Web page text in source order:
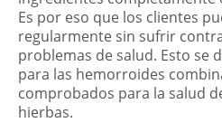
Es por eso que los clientes
regularmente sin sufrir
problemas de salud. Esto se
para las hemorroides
comprobados para la salud
hierbas.